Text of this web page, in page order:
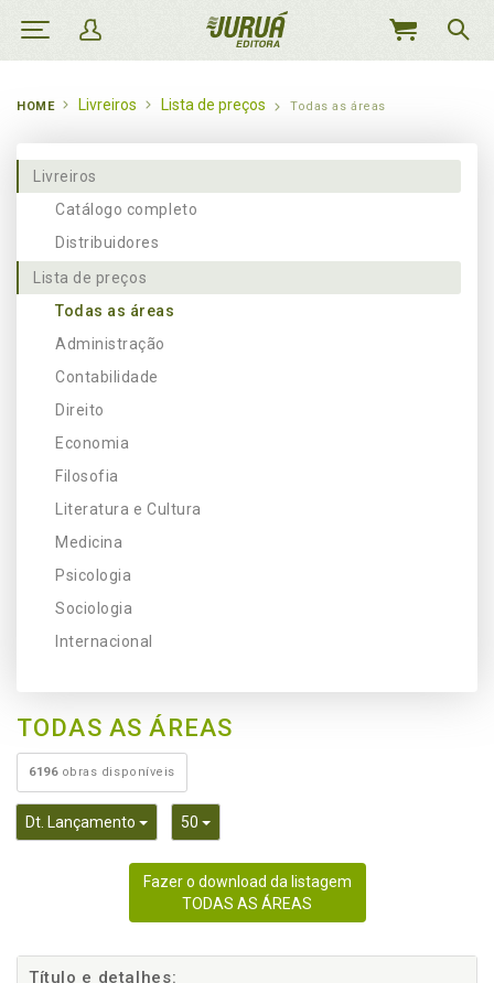
MEU
HOME Livreiros Lista de preços Todas as áreas
Livreiros
Catálogo completo
Distribuidores
Lista de preços
Todas as áreas
Administração
Contabilidade
Direito
Economia
Filosofia
Literatura e Cultura
Medicina
Psicologia
Sociologia
Internacional
TODAS AS ÁREAS
6196obras disponíveis
Dt. Lançamento Toggle Dropdown
50 Toggle Dropdown
Fazer o download da listagem
TODAS AS ÁREAS
Título e detalhes: